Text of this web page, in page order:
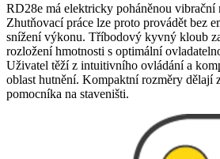
RD28e má elektricky poháněnou vibrační
Zhutňovací práce lze proto provádět bez
snížení výkonu. Tříbodový kyvný kloub
rozložení hmotnosti s optimální
Uživatel těží z intuitivního ovládání a
oblast hutnění. Kompaktní rozměry dělají
pomocníka na staveništi.